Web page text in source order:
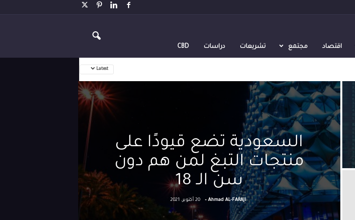
CBD دراسات تشريعات مجتمع اقتصاد
Latest
السعودية تضع قيودًا على
منتجات التبغ لمن هم دون
سن الـ 18
Ahmad AL-FARAJI
- 20 أكتوبر، 2021